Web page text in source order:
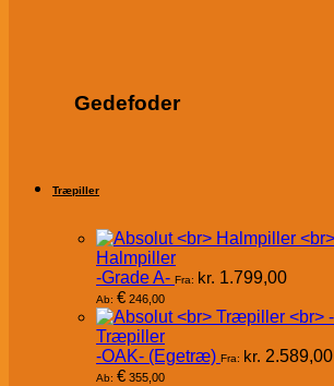
Gedefoder
Træpiller
Halmpiller
-Grade A- Fra: kr. 1.799,00
Ab: € 246,00
Træpiller
-OAK- (Egetræ) Fra: kr. 2.589,00
Ab: € 355,00